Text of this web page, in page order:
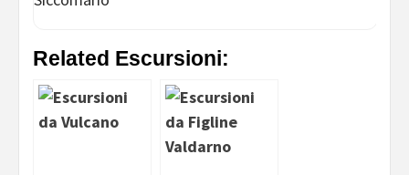
Related Escursioni: